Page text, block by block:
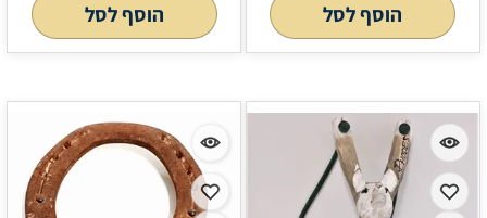
הוסף לסל הוסף לסל